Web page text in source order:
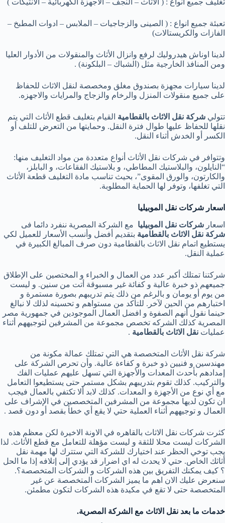
تعبئة جميع انواع : ( الصينى والزجاجيات – الملابس – ادوات المطبخ –
الفازات والكريستالات)
لدينا اوناش هيدروليك لرفع وانزال الأثاث والمنقولات من الأدوار العليا
ومن المنافذ الخارجية مثل (الشباك – البلكونة) .
لدينا سيارات مجهزة بصندوق مغلق ومخصصة لنقل الاثاث للحفاظ
على جميع منقولات المنزل والرخام والزجاج والمرايات والاجهزه.
تتولي شركة نقل الاثاث بالقطامية القيام بتغليف قطع الأثاث التي يتم
نقلها للحفاظ عليها طوال فترة النقل. وحمايتها من التعرض للتلف أو
الكسر أو الخدش أثناء النقل.
وتتوافر في شركات نقل الأثاث أنواع متعددة من مواد التغليف منها:
“النايلون، والبلاستيك المطاطي، و بلاستيك الفقاعات، و البابلز،
والكارتون، والورق المقوى”، بحيث تناسب مادة التغليف قطعة الأثاث
التي تغلفها، وتوفر لها الحماية المطلوبة.
اسعار شركات نقل الموبيليا
اسعار شركات نقل الموبيليا مع الشركة المصرية ننفرد دائما فى
شركة نقل الاثاث بالقطامية بتقديم أفضل وأنسب الأسعار للعميل لكي
يستطيع اتمام نقل الاثاث بالقطامية دون صرف المبالغ الكبيرة في
عملية النقل.
شركتنا تمتلك أكبر عدد من العمال و الخبراء و المختصين على الإطلاق
جميعهم ذو خبرة عالية و كفائة غير مسبوقة أتت من سنين. و ليست
من يوم أو يومان و بالرغم من ذلك يتم تدريبهم بصورة مستمرة و
اختبارهم من الحين لآخر. للتأكد من مستواهم و تحسينه لذلك لا نبالغ
حينما نقول أنهم الصفوة و افضل العمال الموجودين في جمهورية مصر
المصرية كذلك الشركه تخصص مجموعة من المشرفين لتوجيههم أثناء
عمليات نقل الاثاث بالقطامية .
شركة نقل الأثاث المتخصصة هي التي تمتلك عمالة مكونة من
مهندسين و فنيين ذو خبرة و كفاءة عالية. وأن تحرص الشركة على
إمدادهم بأحدث المعدات والأجهزة التي تسهل عليهم عمليات الفك
والتركيب. كذلك تقوم بتدريبهم بشكل مستمر حتى يستطيعوا التعامل
مع أي نوع من الأجهزة و المعدات. كذلك لابد ألا تكتفي بالعمال فيجب
ان تكون لديها مجموعة من المشرفين المتخصصين في الإشراف على
العمال و توجيههم أثناء العملية حتي لا يقع أي خطأ بقصد أو دون قصد .
كثرت شركات نقل الاثاث بالقاهره في الاونة الاخيرة لكن معظم هذه
الشركات ليست محلا للثقة و ليست مؤهلة للتعامل مع قطع الأثاث. لذا
يجب توخي الحظر عند اختيارك للشركة التي ستترك لها مهمة نقل
أثاثك الخاص. حتي لا يحدث له اي اضرار قد يؤدي إلى إتلافه إذا ما الحل
؟ كيف يمكنك التفريق بين هذه الشركات و الشركات المتخصصة؟.
سنعرض عليك الان اهم ما يميز الشركات المتخصصة عن غير
المتخصصة حتى لا تقع في مكيدة هذه الشركات لتكون مطمئن.
خدمات ما بعد نقل الاثاث مع الشركة المصرية.